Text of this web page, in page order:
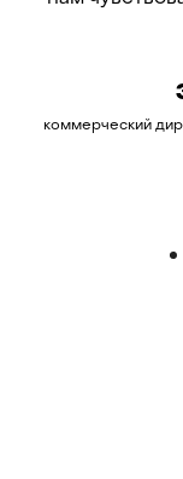
коммерческий